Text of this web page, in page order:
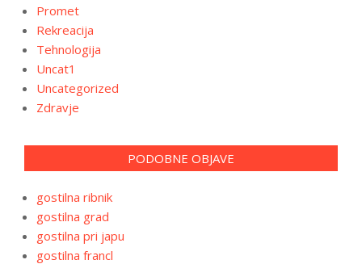
Promet
Rekreacija
Tehnologija
Uncat1
Uncategorized
Zdravje
PODOBNE OBJAVE
gostilna ribnik
gostilna grad
gostilna pri japu
gostilna francl